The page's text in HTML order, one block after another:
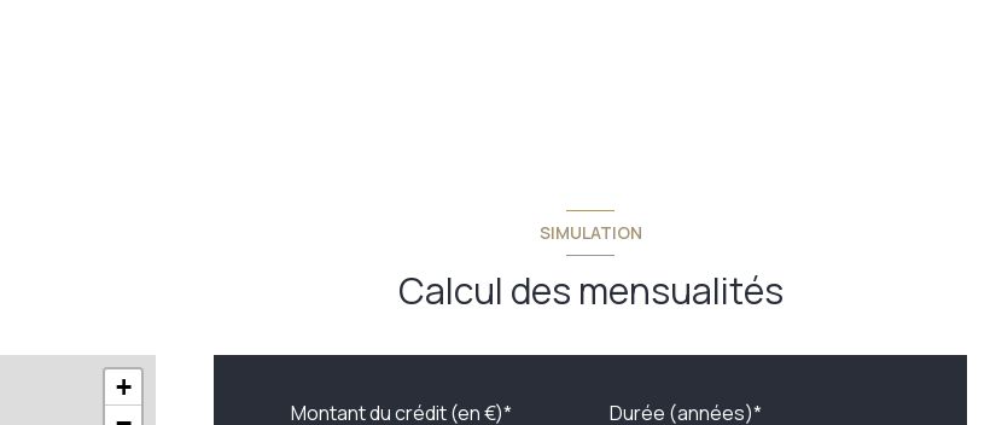
+
SIMULATION
Calcul des mensualités
Montant du crédit (en €)* Durée (années)*